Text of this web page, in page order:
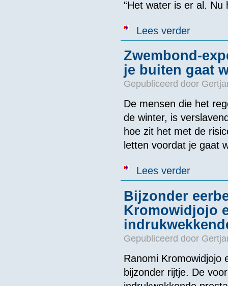
“Het water is er al. Nu
Lees verderover Illegaal
Zwembond-
je buiten gaat
Gepubliceerd door
De mensen die het
de winter, is
hoe zit het met de
letten voordat je gaat
Lees verderover
Bijzonder
Kromowidjojo
Gepubliceerd door
Ranomi Kromowidjojo
bijzonder rijtje. De